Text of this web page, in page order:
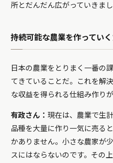
所とだんだん広がっていきまし
持続可能な農業を作ってい
日本の農業をとりまく一番の
てきていることだ。これを解
な収益を得られる仕組み作り
有政さん：現在は、農業で生
品種を大量に作り一気に売る
かありません。小さな農家が
スにはならないのです。その